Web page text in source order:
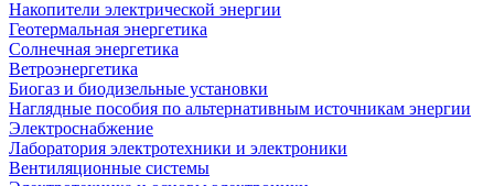
Накопители электрической энергии
Геотермальная энергетика
Солнечная энергетика
Ветроэнергетика
Биогаз и биодизельные установки
Наглядные пособия по альтернативным источникам энергии
Электроснабжение
Лаборатория электротехники и электроники
Вентиляционные системы